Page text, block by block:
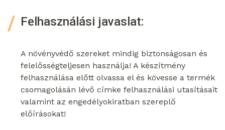
Felhasználási javaslat:
A növényvédő szereket mindig biztonságosan és
felelősségteljesen használja! A készítmény
felhasználása előtt olvassa el és kövesse a termék
csomagolásán lévő címke felhasználási utasításait
valamint az engedélyokiratban szereplő
előírásokat!